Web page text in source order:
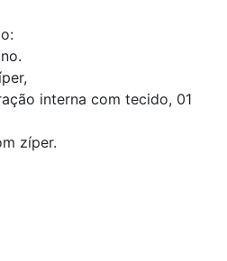
interna com tecido, 01
zíper.